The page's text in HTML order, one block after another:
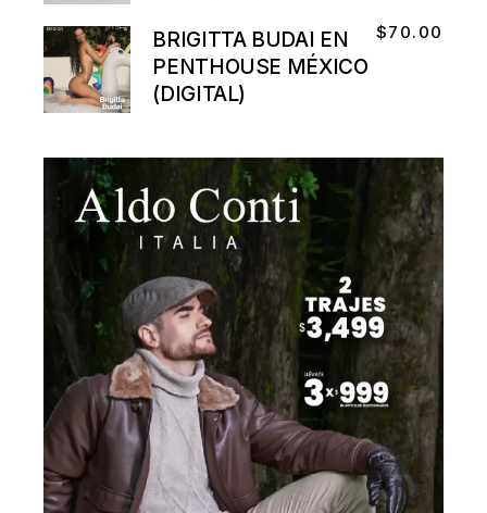
BRIGITTA BUDAI EN
PENTHOUSE MÉXICO
(DIGITAL)
$70.00